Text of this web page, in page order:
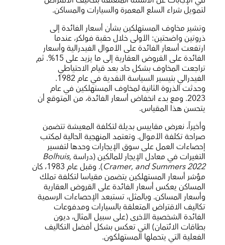
لتمويل شراء السلع المعمرة والسيارات والمساكن.
وتشير مخاوف المستهلكين بشأن أسعار الفائدة إلى
ذروتين واضحتين: الأولى خلال حقبة فولكر، عندما
ارتفعت أسعار الفائدة على الأموال الفيدرالية وأسعار
الفائدة على القروض العقارية إلى ما يزيد على 15%. ثم
تراجعت المخاوف بشكل حاد بعد قيام الاحتياطي
الفيدرالي بتيسير السياسة النقدية في عام 1982.
وحدثت الذروة الثانية لمخاوف المستهلكين في عام
2023. ومع بدء انخفاض أسعار الفائدة، من المتوقع أن
يتحسن هذا المقياس.
وأخيراً، نعرض مقاييس بديلة لتكلفة المعيشة تتضمن
صراحة تكلفة الأموال. وتعتمد المنهجية الحالية لمكتب
إحصاءات العمل على سوق الإيجارات وحدها لتفسير
التغيرات في معادل الإيجار للمالكين (دراسةBolhuis,
Cramer, and Summers 2022 ). وقبل عام 1983، كان
مؤشر أسعار المستهلكين يتضمن مقياسا لتكلفة تملك
المساكن يعكس أسعار الفائدة على القروض العقارية
وأسعار المساكن. وبالمثل، تستبعد الإحصاءات الرسمية
تكاليف الاقتراض المتعلقة بالسيارات ومدفوعات
الفائدة الشخصية الأخرى (على سبيل المثال، ديون
بطاقات الائتمان) التي تعكس بشكل أفضل التكاليف
الفعلية التي يتحملها المستهلكون.